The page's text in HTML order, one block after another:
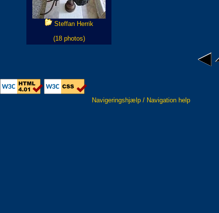
Steffan Herrik
(18 photos)
Navigeringshjælp / Navigation help